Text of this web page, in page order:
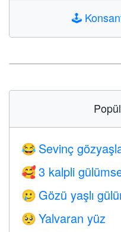
🕹️
😂 Sevinç
🥰 3 kalpli
🥲 Gözü yaşlı
🥺 Yalvaran yüz